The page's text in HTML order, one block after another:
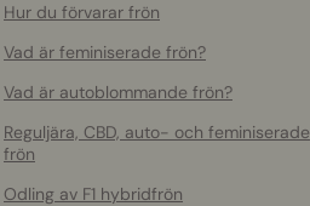
Hur du förvarar frön
Vad är feminiserade frön?
Vad är autoblommande frön?
Reguljära, CBD, auto- och feminiserade
frön
Odling av F1 hybridfrön